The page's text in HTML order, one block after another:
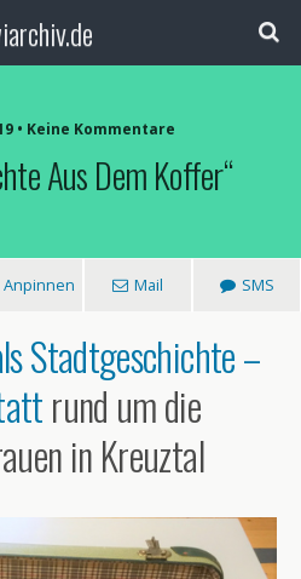
• Keine Kommentare
Aus Dem Koffer“
Anpinnen Mail SMS
Stadtgeschichte –
rund um die
in Kreuztal